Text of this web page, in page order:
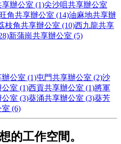
享辦公室 (1)尖沙咀共享辦公室
旺角共享辦公室 (14)油麻地共享辦
枝角共享辦公室 (10)西九龍共享
新蒲崗共享辦公室 (5)
公室 (1)屯門共享辦公室 (2)沙
室 (1)西貢共享辦公室 (1)將軍
室 (3)葵涌共享辦公室 (3)葵芳
(6)
的工作空間。